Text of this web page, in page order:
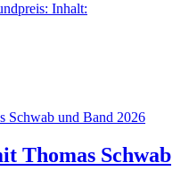
Inhalt:
Thomas Schwab